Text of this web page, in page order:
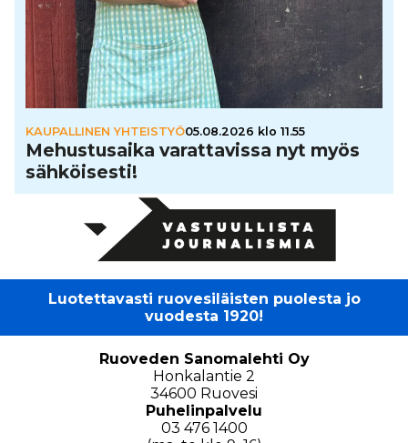
KAUPALLINEN YHTEISTYÖ05.08.2026 klo 11.55
Mehus­tu­saika varat­ta­vissa nyt myös
säh­köi­sesti!
Luotettavasti ruovesiläisten puolesta jo
vuodesta 1920!
Ruoveden Sanomalehti Oy
Honkalantie 2
34600 Ruovesi
Puhelinpalvelu
03 476 1400